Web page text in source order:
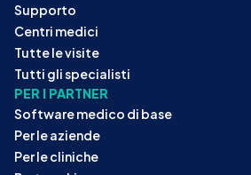
Supporto
Centri medici
Tutte le visite
Tutti gli specialisti
PER I PARTNER
Software medico di base
Per le aziende
Per le cliniche